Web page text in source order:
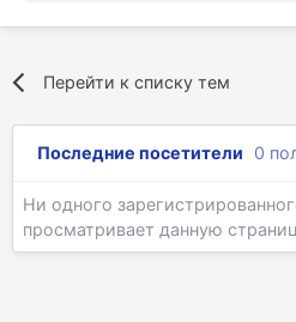
Перейти к списку тем
Последние посетители 0
Ни одного
просматривает данную